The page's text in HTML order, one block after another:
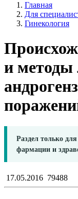
Главная
Для
Гинекология
и методы
Раздел только
фармации и
17.05.2016 79488